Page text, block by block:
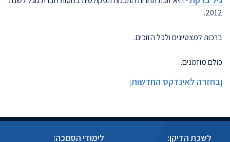
2012.
ברכות למצטיינים ולכל הזוכים.
כולם מוזמנים.
[בחזרה לאינדקס החדשות]
לשכת הדיקן: לימודי הסמכה: